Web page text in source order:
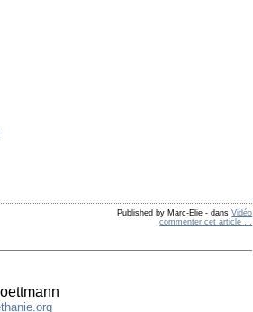
Published by Marc-Elie - dansVidéo
commenter cet article …